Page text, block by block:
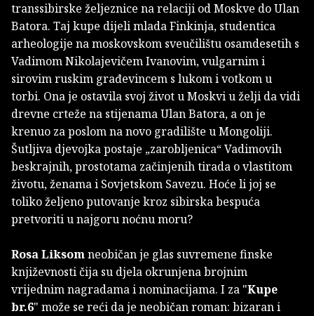
transsibirske željeznice na relaciji od Moskve do Ulan
Batora. Taj kupe dijeli mlada Finkinja, studentica
arheologije na moskovskom sveučilištu osamdesetih s
Vadimom Nikolajevičem Ivanovim, vulgarnim i
sirovim ruskim građevincem s lukom i votkom u
torbi. Ona je ostavila svoj život u Moskvi u želji da vidi
drevne crteže na stijenama Ulan Batora, a on je
krenuo za poslom na novo gradilište u Mongoliji.
Šutljiva djevojka postaje „zarobljenica“ Vadimovih
beskrajnih, prostotama začinjenih tirada o vlastitom
životu, ženama i Sovjetskom Savezu. Hoće li joj se
toliko željeno putovanje kroz sibirska bespuća
pretvoriti u najgoru noćnu moru?
Rosa Liksomneobičan je glas suvremene finske
književnosti čija su djela okrunjena brojnim
vrijednim nagradama i nominacijama. I za "Kupe
br.6" može se reći da je neobičan roman: bizaran i